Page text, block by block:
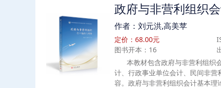
政府与非营利组织
作者：刘元洪,高美苹
定价：68.00元
图书开本：16
本教材包含政府与非营利组织
计、行政事业单位会计、民间非营
容。政府与非营利组织会计基本